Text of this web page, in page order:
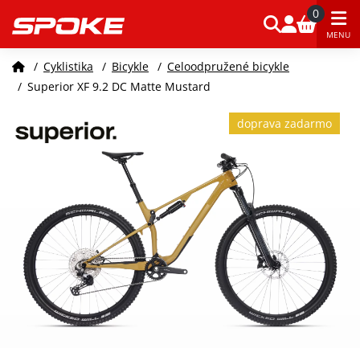
0
MENU
/ Cyklistika / Bicykle / Celoodpružené bicykle
/ Superior XF 9.2 DC Matte Mustard
doprava zadarmo